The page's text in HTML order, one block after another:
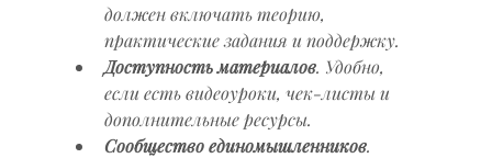
должен включать теорию,
практические задания и поддержку.
Доступность материалов. Удобно,
если есть видеоуроки, чек-листы и
дополнительные ресурсы.
Сообщество единомышленников.